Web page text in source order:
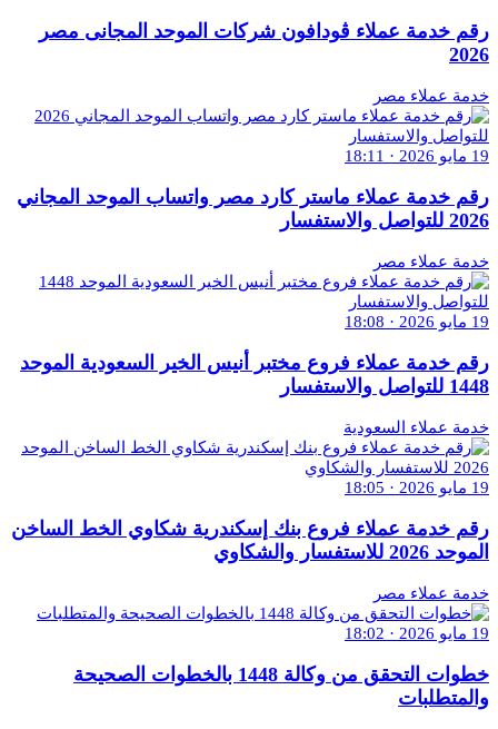
رقم خدمة عملاء ڤودافون شركات الموحد المجانى مصر
2026
خدمة عملاء مصر
19 مايو 2026 · 18:11
رقم خدمة عملاء ماستر كارد مصر واتساب الموحد المجاني
2026 للتواصل والاستفسار
خدمة عملاء مصر
19 مايو 2026 · 18:08
رقم خدمة عملاء فروع مختبر أنيس الخير السعودية الموحد
1448 للتواصل والاستفسار
خدمة عملاء السعودية
19 مايو 2026 · 18:05
رقم خدمة عملاء فروع بنك إسكندرية شكاوي الخط الساخن
الموحد 2026 للاستفسار والشكاوي
خدمة عملاء مصر
19 مايو 2026 · 18:02
خطوات التحقق من وكالة 1448 بالخطوات الصحيحة
والمتطلبات